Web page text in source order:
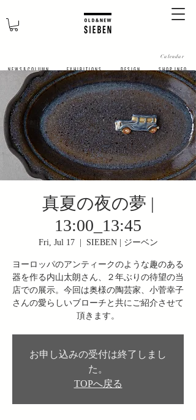
N E W S & C O L U M N
Calendar
​E X H I B I T I O N S D E S I G N S H O P I N F O
真夏の夜の夢 |
13:00_13:45
Fri, Jul 17
  |
SIEBEN | ジーベン
ヨーロッパのアンティークのような趣のある
器を作る内山太朗さん、２年ぶりの待望の当
店での展示。今回は奥様の陶芸家、小菅幸子
さんの愛らしいブローチと共にご紹介させて
頂きます。
お申し込みの受付は終了しまし
た。
TOPへ戻る